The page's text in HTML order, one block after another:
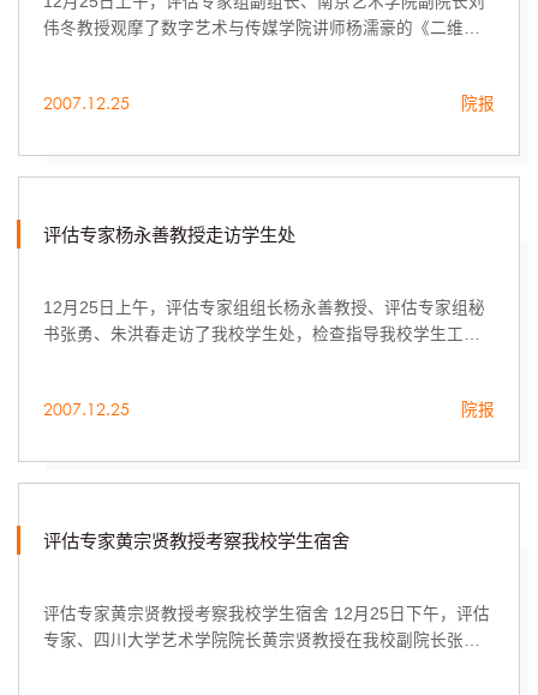
伟冬教授观摩了数字艺术与传媒学院讲师杨濡豪的《二维动
2007.12.25 院报
评估专家杨永善教授走访学生处
12月25日上午，评估专家组组长杨永善教授、评估专家组秘
书张勇、朱洪春走访了我校学生处，检查指导我校学生工
2007.12.25 院报
评估专家黄宗贤教授考察我校学生宿舍
评估专家黄宗贤教授考察我校学生宿舍 12月25日下午，评估
专家、四川大学艺术学院院长黄宗贤教授在我校副院长张云